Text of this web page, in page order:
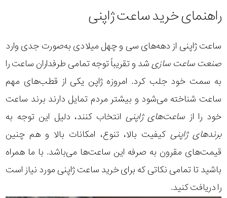
راهنمای خرید ساعت ژاپنی
ساعت ژاپنی از دهه‌های سی و چهل میلادی به‌صورت جدی وارد
صنعت ساعت سازیشد و تقریباً توجه تمامی طرفداران ساعت را
به سمت خود جلب کرد. امروزه ژاپن یکی از قطب‌های مهم
ساعت شناخته می‌شود و بیشتر مردم تمایل دارند برند ساعت
خود را از ساعت‌های ژاپنی انتخاب کنند، دلیل این توجه به
برندهای ژاپنی کیفیت بالا، تنوع، امکانات بالا و هم چنین
قیمت‌های مقرون به صرفه این ساعت‌ها می‌باشد. با ما همراه
باشید تا تمامی نکاتی که برایخرید ساعت ژاپنی مورد نیاز است
را دریافت کنید.